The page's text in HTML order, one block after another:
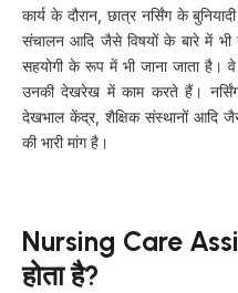
कार्य के दौरान, छात्र नर्सिंग के
संचालन आदि जैसे विषयों के बारे में भी
सहयोगी के रूप में भी जाना जाता है।
उनकी देखरेख में काम करते हैं।
देखभाल केंद्र, शैक्षिक संस्थानों आदि जैसे
की भारी मांग है।
Nursing Care
होता है?